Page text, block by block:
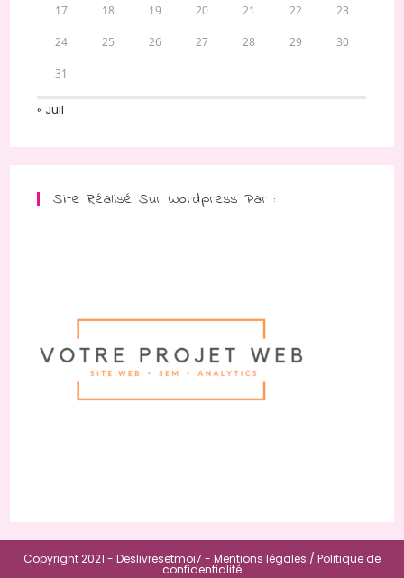
17 18 19 20 21 22 23
24 25 26 27 28 29 30
31
« Juil
Site Réalisé Sur Wordpress Par :
Copyright 2021 - Deslivresetmoi7 - Mentions légales / Politique de
confidentialité